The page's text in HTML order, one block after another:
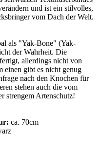
und ist ein stilvolles,
vom Dach der Welt.
als "Yak-Bone" (Yak-
der Wahrheit. Die
allerdings nicht von
einen gibt es nicht genug
nach den Knochen für
stehen auch die vom
strengem Artenschutz!
ca. 70cm